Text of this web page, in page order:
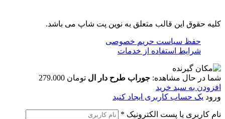
کلیه حقوق این قالب متعلق به نوین پت شاپ می باشد.
حفظ سیاست حریم خصوصی
شرایط استفاده از خدمات
شما در حال مشاهده: جوراب طرح دار ال تومان
افزودن به سبد خرید
ورود یک حساب کاربری ایجاد کنید
نام کاربری یا پست الکترونیک *